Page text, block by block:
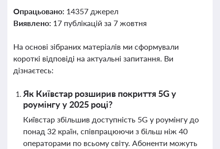
Опрацьовано: 14357 джерел
Виявлено: 17 публікацій за 7 жовтня
На основі зібраних матеріалів ми сформували
короткі відповіді на актуальні запитання. Ви
дізнаєтесь:
Як Київстар розширив покриття 5G у
роумінгу у 2025 році?
Київстар збільшив доступність 5G у роумінгу до
понад 32 країн, співпрацюючи з більш ніж 40
операторами по всьому світу. Абоненти можуть